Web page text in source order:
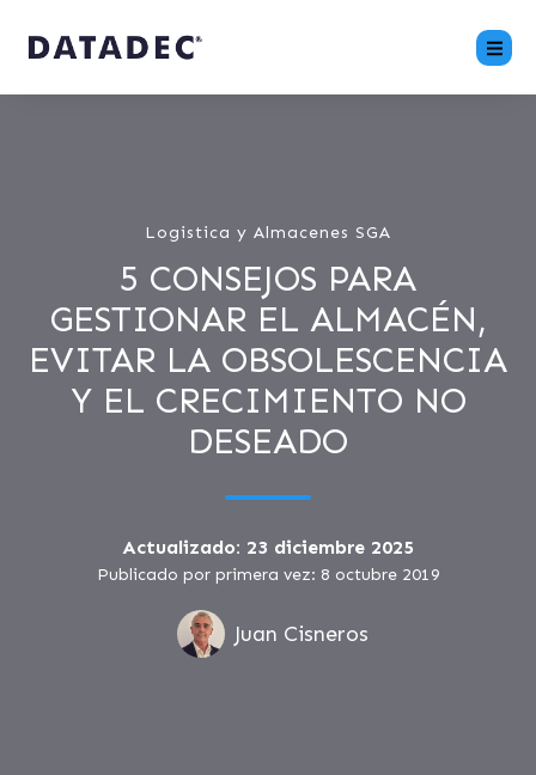
Logistica y Almacenes SGA
5 CONSEJOS PARA
GESTIONAR EL ALMACÉN,
EVITAR LA OBSOLESCENCIA
Y EL CRECIMIENTO NO
DESEADO
Actualizado: 23 diciembre 2025
Publicado por primera vez: 8 octubre 2019
Juan Cisneros